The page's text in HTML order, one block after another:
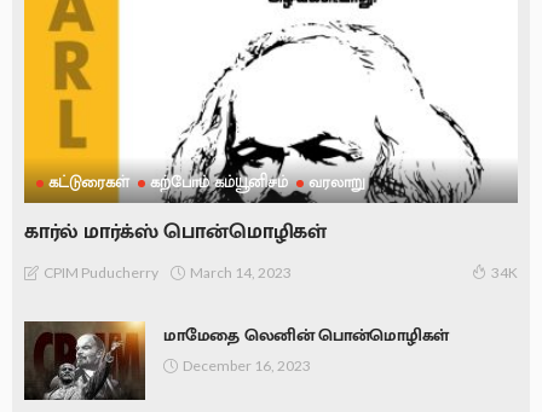
கட்டுரைகள் கற்போம் கம்யூனிசம் வரலாறு
கார்ல் மார்க்ஸ் பொன்மொழிகள்
CPIM Puducherry March 14, 2023 34K
மாமேதை லெனின் பொன்மொழிகள்
December 16, 2023